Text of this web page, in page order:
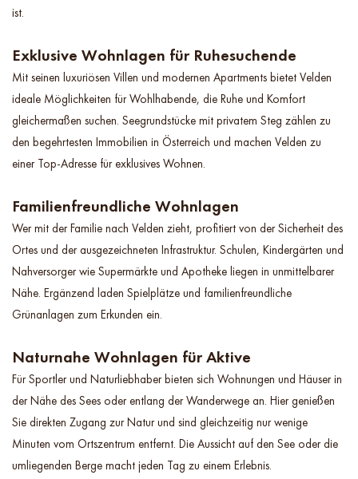
ist.
Exklusive Wohnlagen für Ruhesuchende
Mit seinen luxuriösen Villen und modernen Apartments bietet Velden
ideale Möglichkeiten für Wohlhabende, die Ruhe und Komfort
gleichermaßen suchen. Seegrundstücke mit privatem Steg zählen zu
den begehrtesten Immobilien in Österreich und machen Velden zu
einer Top-Adresse für exklusives Wohnen.
Familienfreundliche Wohnlagen
Wer mit der Familie nach Velden zieht, profitiert von der Sicherheit des
Ortes und der ausgezeichneten Infrastruktur. Schulen, Kindergärten und
Nahversorger wie Supermärkte und Apotheke liegen in unmittelbarer
Nähe. Ergänzend laden Spielplätze und familienfreundliche
Grünanlagen zum Erkunden ein.
Naturnahe Wohnlagen für Aktive
Für Sportler und Naturliebhaber bieten sich Wohnungen und Häuser in
der Nähe des Sees oder entlang der Wanderwege an. Hier genießen
Sie direkten Zugang zur Natur und sind gleichzeitig nur wenige
Minuten vom Ortszentrum entfernt. Die Aussicht auf den See oder die
umliegenden Berge macht jeden Tag zu einem Erlebnis.